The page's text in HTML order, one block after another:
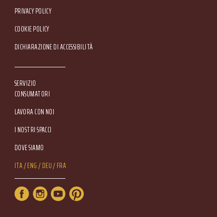
Footer Service Menu
PRIVACY POLICY
COOKIE POLICY
DICHIARAZIONE DI ACCESSIBILITÀ
SERVIZIO
CONSUMATORI
LAVORA CON NOI
I NOSTRI SPACCI
DOVE SIAMO
Lang Menu
ITA ENG DEU FRA
Service Menu